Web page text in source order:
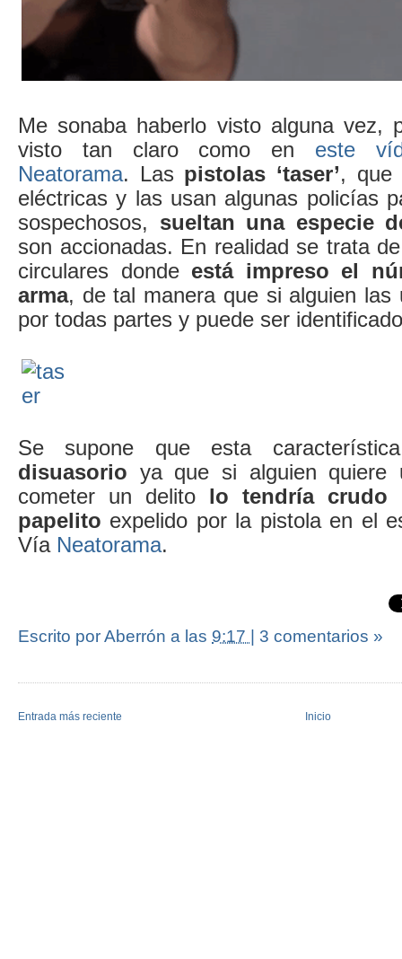
Me sonaba haberlo visto alguna vez,
visto tan claro como en este
Neatorama. Las pistolas ‘taser’, que
eléctricas y las usan algunas policías
sospechosos, sueltan una especie
son accionadas. En realidad se trata
circulares donde está impreso el
arma, de tal manera que si alguien las
por todas partes y puede ser
Se supone que esta
disuasorio ya que si alguien quiere
cometer un delito lo tendría crudo
papelito expelido por la pistola en el
Vía Neatorama.
Escrito por Aberrón a las 9:17 | 3 comentarios »
Entrada más reciente Inicio